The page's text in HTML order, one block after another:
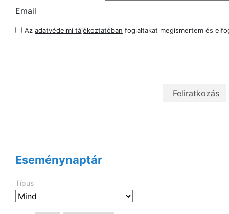
Email
Az adatvédelmi tájékoztatóban foglaltakat megismertem és
Eseménynaptár
Típus